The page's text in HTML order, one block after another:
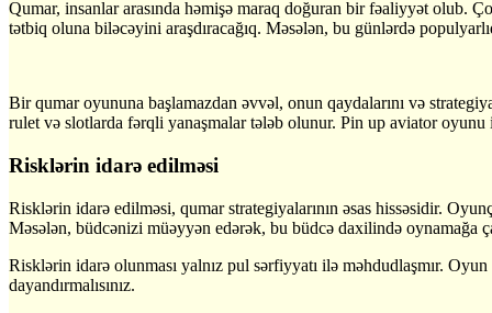
Qumar, insanlar arasında həmişə maraq doğuran bir fəaliyyət olub.
tətbiq oluna biləcəyini araşdıracağıq. Məsələn, bu günlərdə
Bir qumar oyununa başlamazdan əvvəl, onun qaydalarını və
rulet və slotlarda fərqli yanaşmalar tələb olunur. Pin up aviator
Risklərin idarə edilməsi
Risklərin idarə edilməsi, qumar strategiyalarının əsas hissəsidir.
Məsələn, büdcənizi müəyyən edərək, bu büdcə daxilində oynamağa
Risklərin idarə olunması yalnız pul sərfiyyatı ilə məhdudlaşmır.
dayandırmalısınız.